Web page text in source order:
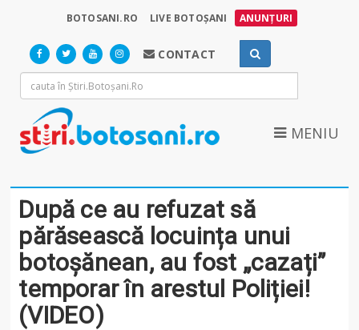
BOTOSANI.RO LIVE BOTOȘANI ANUNȚURI
CONTACT
MENIU
După ce au refuzat să
părăsească locuința unui
botoșănean, au fost „cazați”
temporar în arestul Poliției!
(VIDEO)